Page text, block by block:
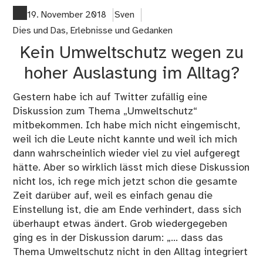
19. November 2018
Sven
Dies und Das, Erlebnisse und Gedanken
Kein Umweltschutz wegen zu
hoher Auslastung im Alltag?
Gestern habe ich auf Twitter zufällig eine
Diskussion zum Thema „Umweltschutz“
mitbekommen. Ich habe mich nicht eingemischt,
weil ich die Leute nicht kannte und weil ich mich
dann wahrscheinlich wieder viel zu viel aufgeregt
hätte. Aber so wirklich lässt mich diese Diskussion
nicht los, ich rege mich jetzt schon die gesamte
Zeit darüber auf, weil es einfach genau die
Einstellung ist, die am Ende verhindert, dass sich
überhaupt etwas ändert. Grob wiedergegeben
ging es in der Diskussion darum: „... dass das
Thema Umweltschutz nicht in den Alltag integriert